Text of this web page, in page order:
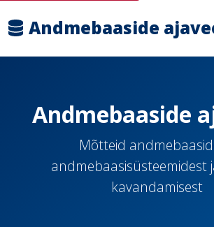
Andmebaaside
Andmebaaside
Mõtteid
andmebaasisüsteemidest
kavandamisest